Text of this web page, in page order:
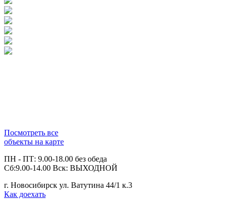
Посмотреть все
объекты на карте
ПН - ПТ: 9.00-18.00 без обеда
Сб:9.00-14.00 Вск: ВЫХОДНОЙ
г. Новосибирск ул. Ватутина 44/1 к.3
Как доехать